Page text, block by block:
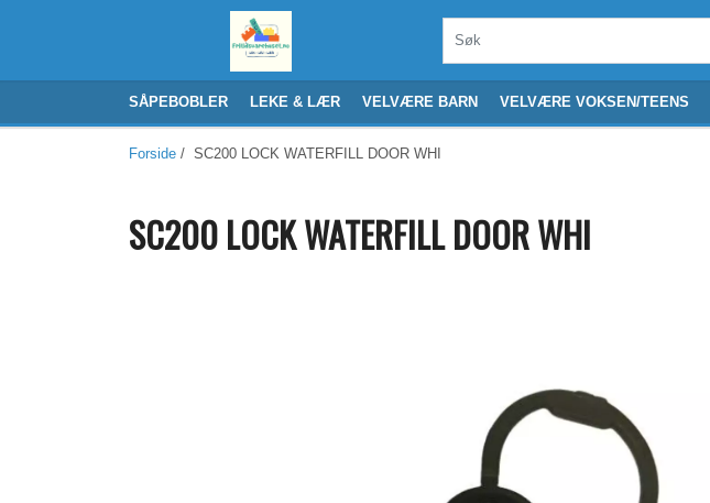
SÅPEBOBLER LEKE & LÆR VELVÆRE BARN VELVÆRE VOKSEN/TEENS
Forside / SC200 LOCK WATERFILL DOOR WHI
SC200 LOCK WATERFILL DOOR WHI